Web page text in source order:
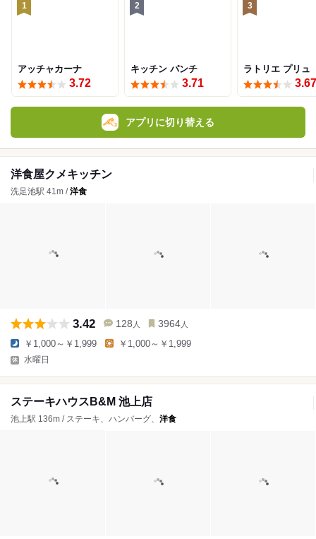
1
アッチャカーナ
3.72
2
キッチン パンチ
3.71
3
ラトリエ プリュ
3.67
アプリに切り替える
洋食屋クメキッチン
洗足池駅 41m /洋食
3.42 128 人 3964 人
￥1,000～￥1,999 ￥1,000～￥1,999
水曜日
ステーキハウスB&M 池上店
池上駅 136m / ステーキ、ハンバーグ、 洋食